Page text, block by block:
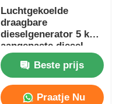
Luchtgekoelde
draagbare
dieselgenerator 5 kW
aangepaste diesel
back-up generator
Beste prijs
Praatje Nu